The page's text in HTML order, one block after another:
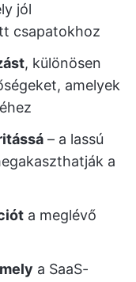
jól
csapatokhoz
, különösen
amelyek
– a lassú
a
a meglévő
a SaaS-